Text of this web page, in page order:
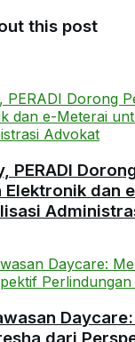
this post
PERADI
Elektronik dan